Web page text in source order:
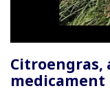
Citroengras,
medicament